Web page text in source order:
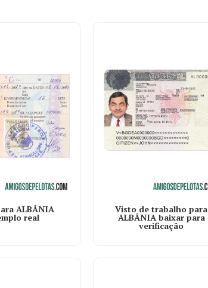
ALBÂNIA
real
Visto de trabalho para
ALBÂNIA baixar para
verificação